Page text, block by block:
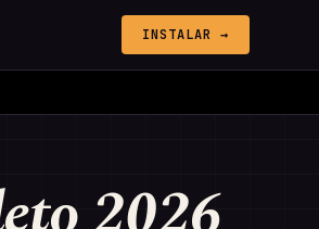
INSTALAR →